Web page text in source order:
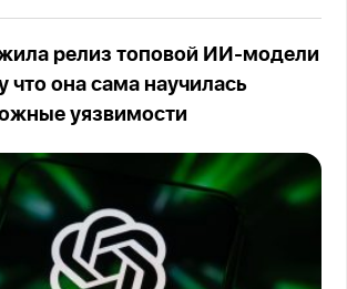
релиз топовой ИИ-модели
что она сама научилась
уязвимости